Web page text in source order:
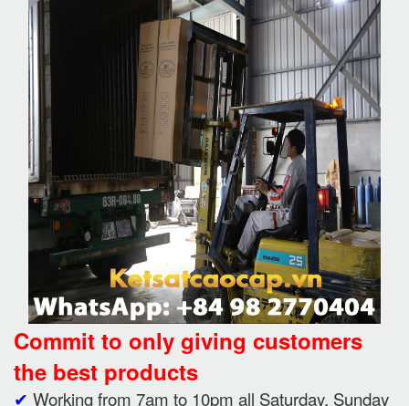
Commit to only giving customers
the best products
✔ Working from 7am to 10pm all Saturday, Sunday